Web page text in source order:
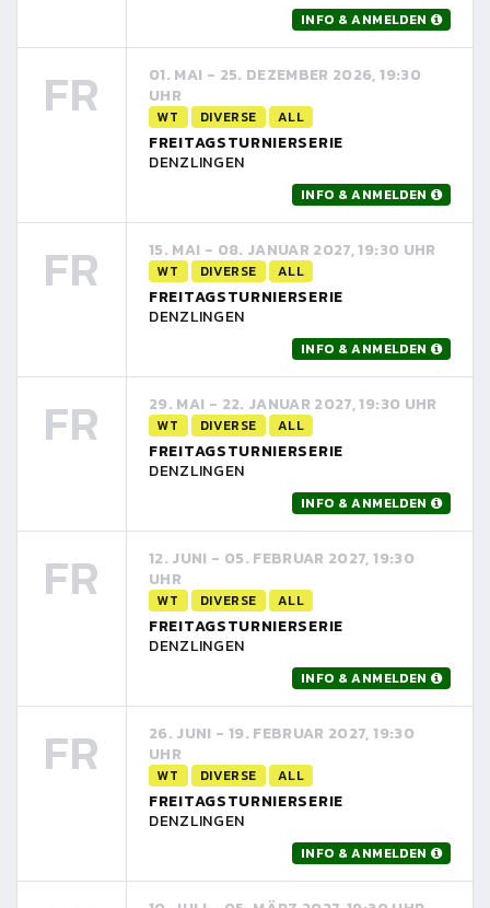
INFO & ANMELDEN
FR
01. MAI - 25. DEZEMBER 2026, 19:30
UHR
WT DIVERSE ALL
FREITAGSTURNIERSERIE
DENZLINGEN
INFO & ANMELDEN
FR 15. MAI - 08. JANUAR 2027, 19:30 UHR
WT DIVERSE ALL
FREITAGSTURNIERSERIE
DENZLINGEN
INFO & ANMELDEN
FR 29. MAI - 22. JANUAR 2027, 19:30 UHR
WT DIVERSE ALL
FREITAGSTURNIERSERIE
DENZLINGEN
INFO & ANMELDEN
FR
12. JUNI - 05. FEBRUAR 2027, 19:30
UHR
WT DIVERSE ALL
FREITAGSTURNIERSERIE
DENZLINGEN
INFO & ANMELDEN
FR
26. JUNI - 19. FEBRUAR 2027, 19:30
UHR
WT DIVERSE ALL
FREITAGSTURNIERSERIE
DENZLINGEN
INFO & ANMELDEN